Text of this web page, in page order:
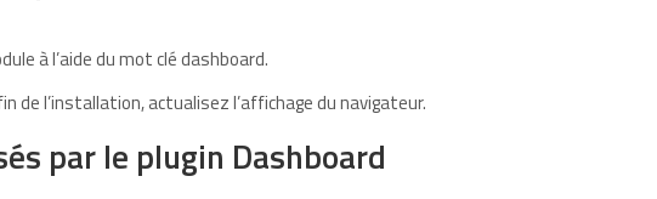
à l’aide du mot clé dashboard.
de l’installation, actualisez l’affichage du navigateur.
par le plugin Dashboard